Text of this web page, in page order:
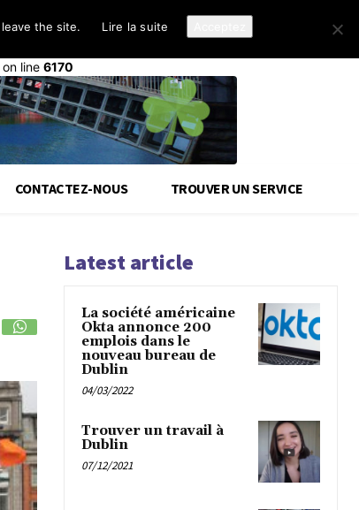
library a été déclenché trop tôt. Cela indique
on line 6170
CONTACTEZ-NOUS TROUVER UN SERVICE
Latest article
La société américaine
Okta annonce 200
emplois dans le
nouveau bureau de
Dublin
04/03/2022
Trouver un travail à
Dublin
07/12/2021
the site. Lire la suite